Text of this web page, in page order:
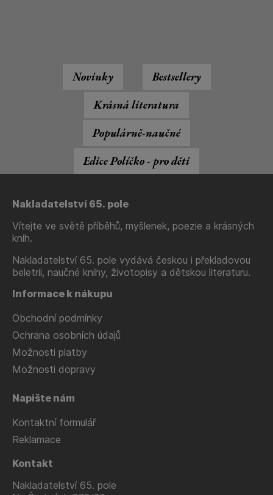
Novinky
Bestsellery
Krásná literatura
Populárně-naučné
Edice Políčko - pro děti
Nakladatelství 65. pole
Vítejte ve světě příběhů, myšlenek, poezie a krásných
knih.
Nakladatelství 65. pole vydává českou i překladovou
beletrii, naučné knihy, životopisy a dětskou literaturu.
Informace k nákupu
Obchodní podmínky
Ochrana osobních údajů
Možnosti platby
Možnosti dopravy
Napište nám
Kontaktní formulář
Reklamace
Kontakt
Nakladatelství 65. pole